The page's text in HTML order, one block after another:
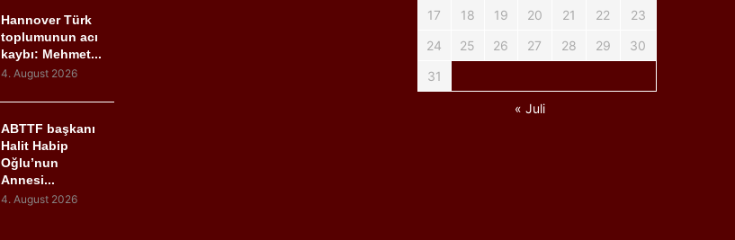
Hannover Türk
toplumunun acı
kaybı: Mehmet...
4. August 2026
ABTTF başkanı
Halit Habip
Oğlu’nun
Annesi...
4. August 2026
17
18 19 20 21 22
23
24
25 26 27 28 29
30
31
« Juli